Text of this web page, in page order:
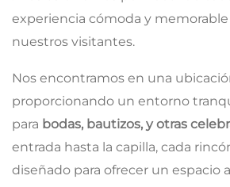
experiencia cómoda y
nuestros visitantes.
Nos encontramos en una
proporcionando un entorno
para bodas, bautizos, y otras
entrada hasta la capilla, cada
diseñado para ofrecer un espacio